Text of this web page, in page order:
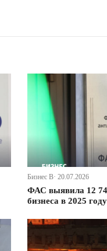
Бизнес В· 20.07.2026
ФАС выявила 12
бизнеса в 2025 году